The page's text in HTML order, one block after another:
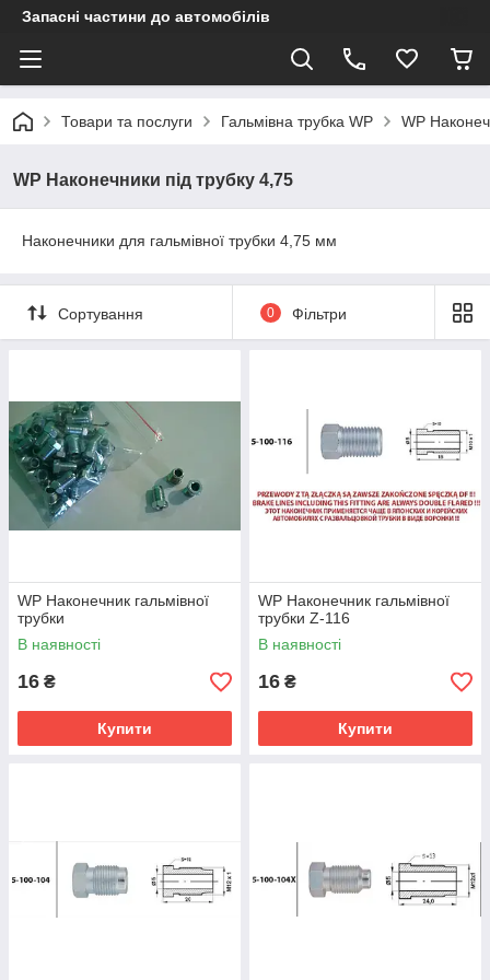
Запасні частини до автомобілів
Товари та послуги Гальмівна трубка WP WP
WP Наконечники під трубку 4,75
Наконечники для гальмівної трубки 4,75 мм
Сортування 0 Фільтри
WP Наконечник гальмівної
трубки
В наявності
16 ₴
Купити
WP Наконечник гальмівної
трубки Z-116
В наявності
16 ₴
Купити